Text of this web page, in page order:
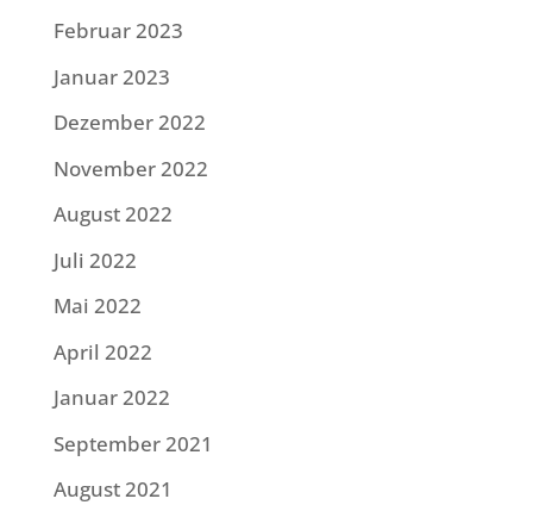
Februar 2023
Januar 2023
Dezember 2022
November 2022
August 2022
Juli 2022
Mai 2022
April 2022
Januar 2022
September 2021
August 2021